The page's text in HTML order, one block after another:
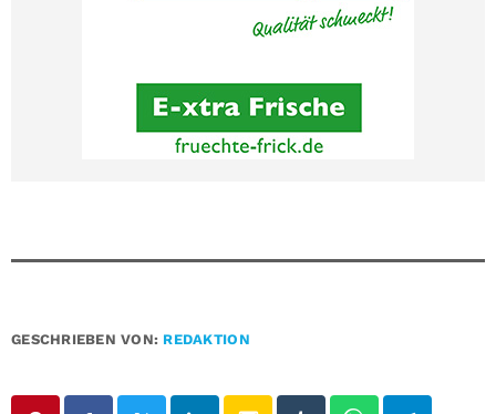
GESCHRIEBEN VON: REDAKTION